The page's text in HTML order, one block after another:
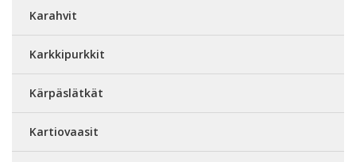
Karahvit
Karkkipurkkit
Kärpäslätkät
Kartiovaasit